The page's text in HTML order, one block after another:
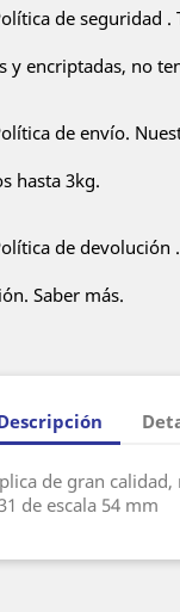
de seguridad .
y encriptadas, no
de envío.
hasta 3kg.
de devolución
Saber más.
de gran
de escala 54 mm